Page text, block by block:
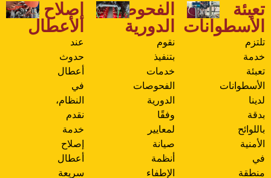
تعبئة
الأسطوانات
تلتزم
خدمة
تعبئة
الأسطوانات
لدينا
بدقة
باللوائح
الأمنية
في
منطقة
الفحوصات
الدورية
نقوم
بتنفيذ
خدمات
الفحوصات
الدورية
وفقًا
لمعايير
صيانة
أنظمة
الإطفاء
إصلاح
الأعطال
عند
حدوث
أعطال
في
النظام،
نقدم
خدمة
إصلاح
أعطال
سريعة